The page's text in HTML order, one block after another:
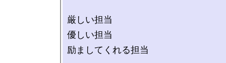
厳しい担当
優しい担当
励ましてくれる担当